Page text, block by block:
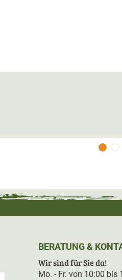
BERATUNG &
Wir sind für Sie da!
Mo. - Fr. von 10:00 bis